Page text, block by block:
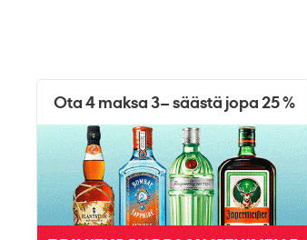
Ota 4 maksa 3– säästä jopa 25 %